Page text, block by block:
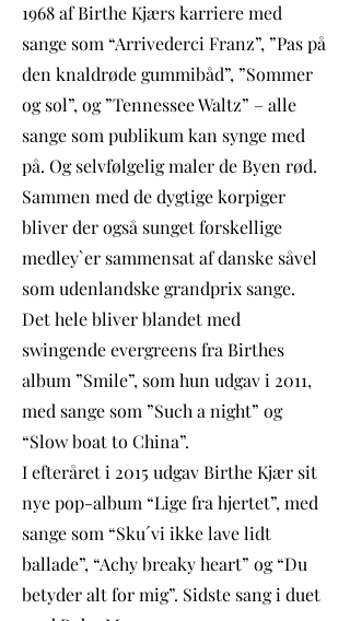
1968 af Birthe Kjærs karriere med
sange som “Arrivederci Franz”, ”Pas på
den knaldrøde gummibåd”, ”Sommer
og sol”, og ”Tennessee Waltz” – alle
sange som publikum kan synge med
på. Og selvfølgelig maler de Byen rød.
Sammen med de dygtige korpiger
bliver der også sunget forskellige
medley`er sammensat af danske såvel
som udenlandske grandprix sange.
Det hele bliver blandet med
swingende evergreens fra Birthes
album ”Smile”, som hun udgav i 2011,
med sange som ”Such a night” og
“Slow boat to China”.
I efteråret i 2015 udgav Birthe Kjær sit
nye pop-album “Lige fra hjertet”, med
sange som “Sku´vi ikke lave lidt
ballade”, “Achy breaky heart” og “Du
betyder alt for mig”. Sidste sang i duet